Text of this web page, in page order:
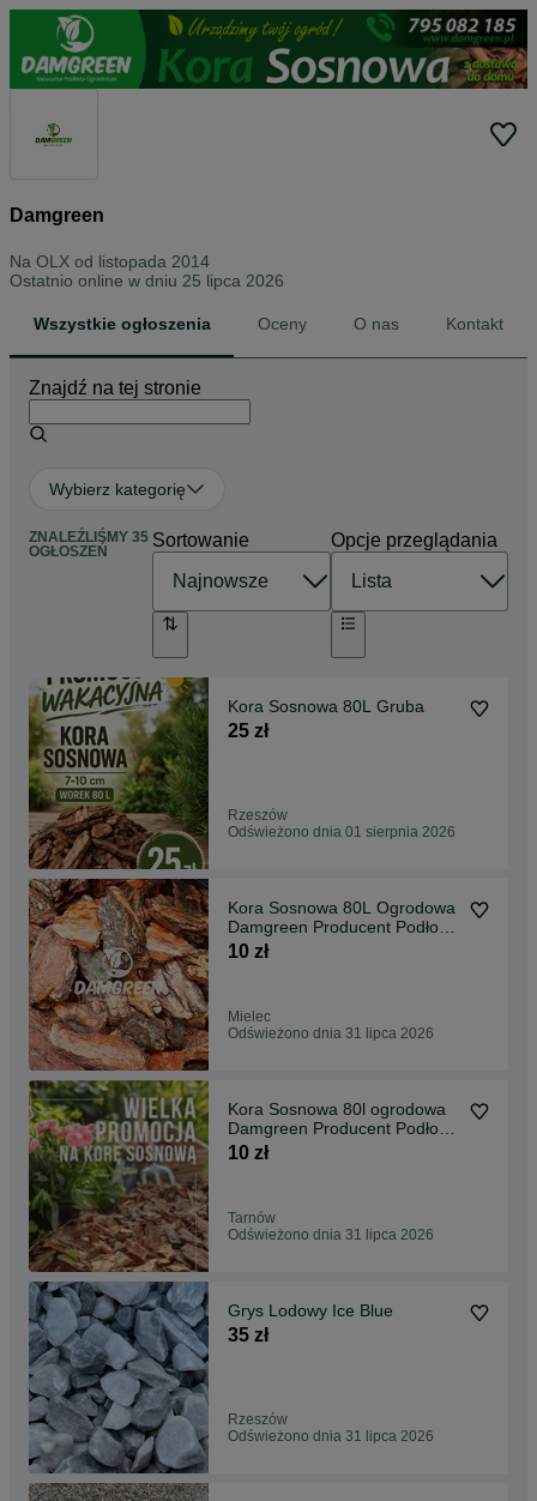
Damgreen
Na OLX od listopada 2014
Ostatnio online w dniu 25 lipca 2026
Wszystkie ogłoszenia Oceny O nas Kontakt
Znajdź na tej stronie
Wybierz kategorię
ZNALEŹLIŚMY 35
OGŁOSZEŃ
Sortowanie Opcje przeglądania
Kora Sosnowa 80L Gruba
25 zł
Rzeszów
Odświeżono dnia 01 sierpnia 2026
Kora Sosnowa 80L Ogrodowa
Damgreen Producent Podłoży
Ogrodniczych
10 zł
Mielec
Odświeżono dnia 31 lipca 2026
Kora Sosnowa 80l ogrodowa
Damgreen Producent Podłoży
Ogrodniczych
10 zł
Tarnów
Odświeżono dnia 31 lipca 2026
Grys Lodowy Ice Blue
35 zł
Rzeszów
Odświeżono dnia 31 lipca 2026